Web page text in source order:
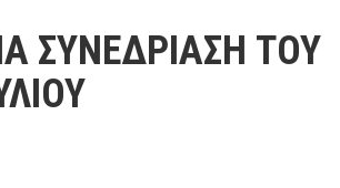
ΣΥΝΕΔΡΙΑΣΗ ΤΟΥ